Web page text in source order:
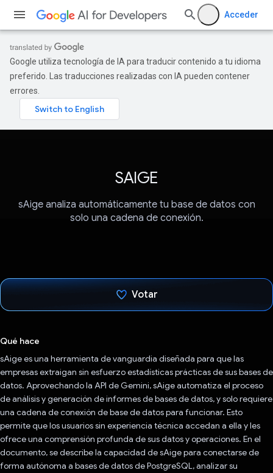
Acceder
Google utiliza tecnología de IA para traducir contenido a tu idioma
preferido. Las traducciones realizadas con IA pueden contener
errores.
SAIGE
sAige analiza automáticamente tu base de datos con
solo una cadena de conexión.
Votar
Qué hace
sAige es una herramienta de vanguardia diseñada para que las
empresas extraigan sin esfuerzo estadísticas prácticas de sus bases de
datos. Aprovechando la API de Gemini, sAige automatiza el proceso
de análisis y generación de informes de bases de datos, y solo requiere
una cadena de conexión de base de datos para funcionar. Esto
permite que los usuarios sin experiencia técnica accedan a ella y les
ofrece una comprensión profunda de sus datos y operaciones. En el
documento, se describe la capacidad de sAige para conectarse de
forma autónoma a bases de datos de PostgreSQL, analizar su